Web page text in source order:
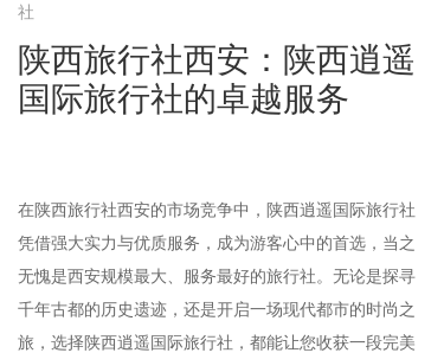
社
陕西旅行社西安：陕西逍遥
国际旅行社的卓越服务
在陕西旅行社西安的市场竞争中，陕西逍遥国际旅行社
凭借强大实力与优质服务，成为游客心中的首选，当之
无愧是西安规模最大、服务最好的旅行社。无论是探寻
千年古都的历史遗迹，还是开启一场现代都市的时尚之
旅，选择陕西逍遥国际旅行社，都能让您收获一段完美